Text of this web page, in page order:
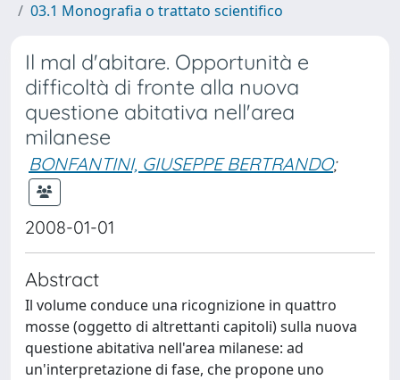
03.1 Monografia o trattato scientifico
Il mal d'abitare. Opportunità e
difficoltà di fronte alla nuova
questione abitativa nell'area
milanese
BONFANTINI, GIUSEPPE BERTRANDO;
2008-01-01
Abstract
Il volume conduce una ricognizione in quattro
mosse (oggetto di altrettanti capitoli) sulla nuova
questione abitativa nell'area milanese: ad
un'interpretazione di fase, che propone uno